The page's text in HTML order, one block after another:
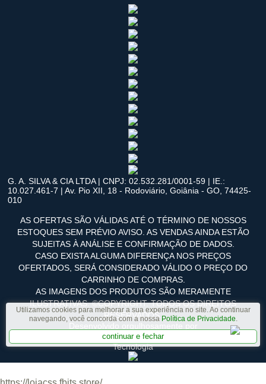
Utilizamos cookies para melhorar a sua experiência no site. Ao continuar
navegando, você concorda com a nossa Política de Privacidade.
continuar e fechar
G. A. SILVA & CIA LTDA | CNPJ: 02.532.281/0001-59 | IE.:
10.027.461-7 | Av. Pio XII, 18 - Rodoviário, Goiânia - GO, 74425-
010
AS OFERTAS SÃO VÁLIDAS ATÉ O TÉRMINO DE NOSSOS
ESTOQUES SEM PRÉVIO AVISO. AS VENDAS AINDA ESTÃO
SUJEITAS À ANÁLISE E CONFIRMAÇÃO DE DADOS.
CASO EXISTA ALGUMA DIFERENÇA NOS PREÇOS
OFERTADOS, SERÁ CONSIDERADO VÁLIDO O PREÇO DO
CARRINHO DE COMPRAS.
AS IMAGENS DOS PRODUTOS SÃO MERAMENTE
ILUSTRATIVAS. ©COPYRIGHT. TODOS OS DIREITOS
RESERVADOS.
Tecnologia